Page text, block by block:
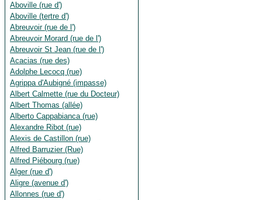
Aboville (rue d')
Aboville (tertre d')
Abreuvoir (rue de l')
Abreuvoir Morard (rue de l')
Abreuvoir St Jean (rue de l')
Acacias (rue des)
Adolphe Lecocq (rue)
Agrippa d'Aubigné (impasse)
Albert Calmette (rue du Docteur)
Albert Thomas (allée)
Alberto Cappabianca (rue)
Alexandre Ribot (rue)
Alexis de Castillon (rue)
Alfred Barruzier (Rue)
Alfred Piébourg (rue)
Alger (rue d')
Aligre (avenue d')
Allonnes (rue d')